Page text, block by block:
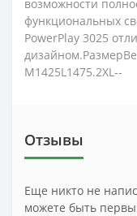
возможности
функциональных
PowerPlay 3025
M1425L1475.2XL--
Отзывы
Еще никто не
можете быть